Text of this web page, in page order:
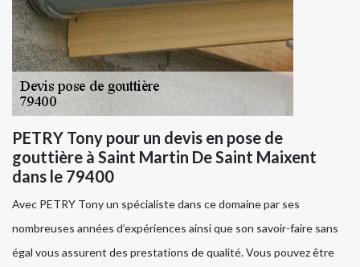
PETRY Tony pour un devis en pose de
gouttière à Saint Martin De Saint Maixent
dans le 79400
Avec PETRY Tony un spécialiste dans ce domaine par ses
nombreuses années d’expériences ainsi que son savoir-faire sans
égal vous assurent des prestations de qualité. Vous pouvez être